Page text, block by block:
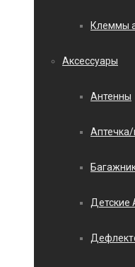
Клеммы
Аксессуары
Антенны
Детские